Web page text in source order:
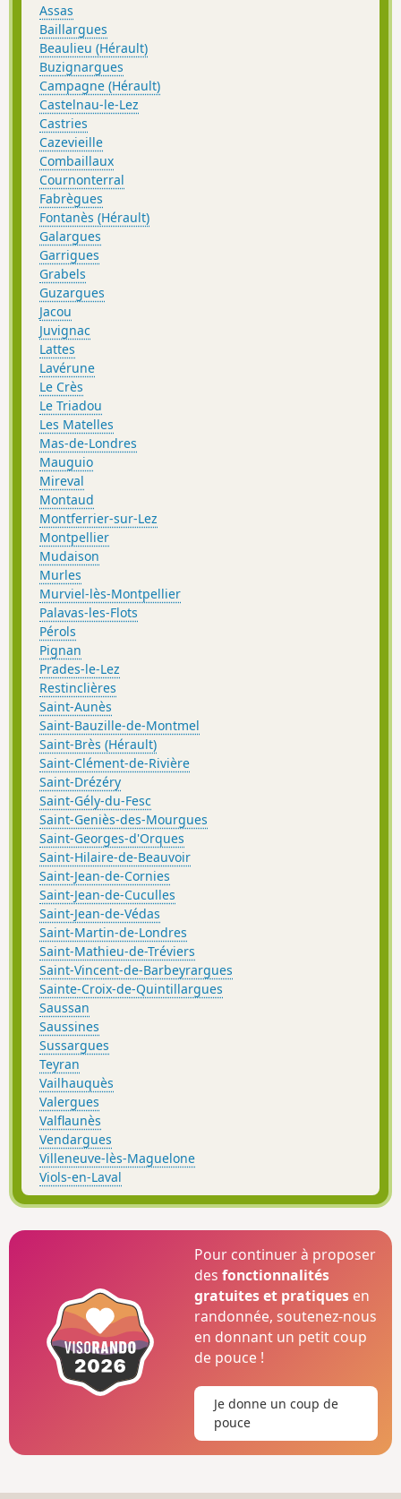
Assas
Baillargues
Beaulieu (Hérault)
Buzignargues
Campagne (Hérault)
Castelnau-le-Lez
Castries
Cazevieille
Combaillaux
Cournonterral
Fabrègues
Fontanès (Hérault)
Galargues
Garrigues
Grabels
Guzargues
Jacou
Juvignac
Lattes
Lavérune
Le Crès
Le Triadou
Les Matelles
Mas-de-Londres
Mauguio
Mireval
Montaud
Montferrier-sur-Lez
Montpellier
Mudaison
Murles
Murviel-lès-Montpellier
Palavas-les-Flots
Pérols
Pignan
Prades-le-Lez
Restinclières
Saint-Aunès
Saint-Bauzille-de-Montmel
Saint-Brès (Hérault)
Saint-Clément-de-Rivière
Saint-Drézéry
Saint-Gély-du-Fesc
Saint-Geniès-des-Mourgues
Saint-Georges-d'Orques
Saint-Hilaire-de-Beauvoir
Saint-Jean-de-Cornies
Saint-Jean-de-Cuculles
Saint-Jean-de-Védas
Saint-Martin-de-Londres
Saint-Mathieu-de-Tréviers
Saint-Vincent-de-Barbeyrargues
Sainte-Croix-de-Quintillargues
Saussan
Saussines
Sussargues
Teyran
Vailhauquès
Valergues
Valflaunès
Vendargues
Villeneuve-lès-Maguelone
Viols-en-Laval
Pour continuer à proposer
desfonctionnalités
gratuites et pratiques en
randonnée, soutenez-nous
en donnant un petit coup
de pouce !
Je donne un coup de
pouce